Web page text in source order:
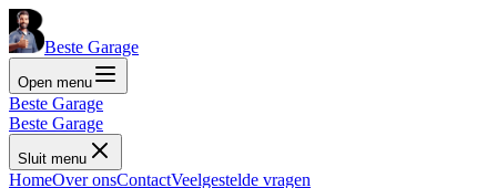
Beste Garage
Open menu
Beste Garage
Beste Garage
Sluit menu
HomeOver onsContactVeelgestelde vragen